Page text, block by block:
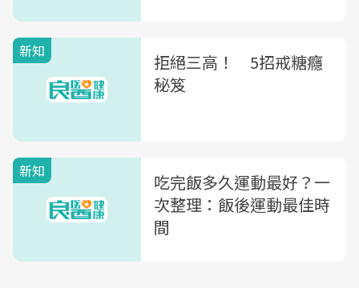
新知
拒絕三高！ 5招戒糖癮
秘笈
新知
吃完飯多久運動最好？一
次整理：飯後運動最佳時
間